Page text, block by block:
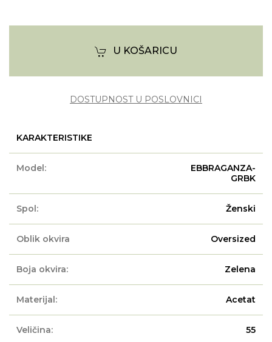
U KOŠARICU
DOSTUPNOST U POSLOVNICI
KARAKTERISTIKE
Model:
EBBRAGANZA-
GRBK
Spol: Ženski
Oblik okvira Oversized
Boja okvira: Zelena
Materijal: Acetat
Veličina: 55